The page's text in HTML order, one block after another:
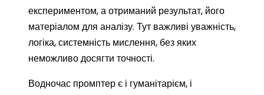
експериментом, а отриманий результат, його
матеріалом для аналізу. Тут важливі уважність,
логіка, системність мислення, без яких
неможливо досягти точності.
Водночас промптер є і гуманітарієм, і